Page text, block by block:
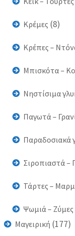
Κρέμες (8)
Κρέπες –
Μπισκότα –
Νηστίσιμα
Παγωτά –
Παραδοσιακά
Σιροπιαστά –
Τάρτες –
Ψωμιά – Ζύμες
Μαγειρική (177)